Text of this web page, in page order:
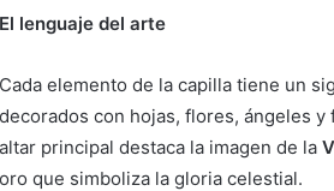
El lenguaje del arte
Cada elemento de la capilla tiene un
decorados con hojas, flores, ángeles
altar principal destaca la imagen de la
oro que simboliza la gloria celestial.